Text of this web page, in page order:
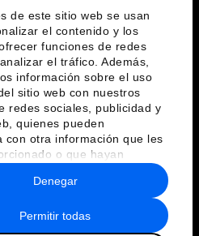
de este sitio web se usan
el contenido y los
funciones de redes
el tráfico. Además,
información sobre el uso
sitio web con nuestros
redes sociales, publicidad y
quienes pueden
con otra información que les
o que hayan
partir del uso que haya
servicios.
Permitir todas
Denegar
y normas de uso
Sitemap